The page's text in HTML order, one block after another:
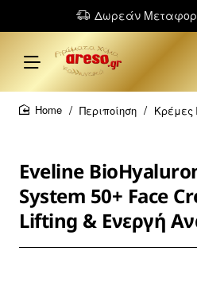
Δωρεάν
Περιποίηση Κρέμες
Eveline
System 50+ Face
Lifting & Ενεργή